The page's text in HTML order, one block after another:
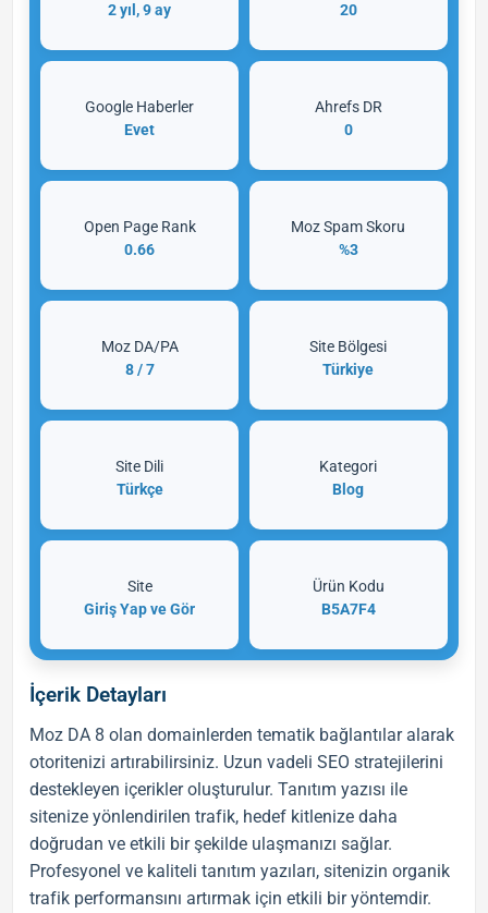
2 yıl, 9 ay
20
Google Haberler
Evet
Ahrefs DR
0
Open Page Rank
0.66
Moz Spam Skoru
%3
Moz DA/PA
8 / 7
Site Bölgesi
Türkiye
Site Dili
Türkçe
Kategori
Blog
Site
Giriş Yap ve Gör
Ürün Kodu
B5A7F4
İçerik Detayları
Moz DA 8 olan domainlerden tematik bağlantılar alarak
otoritenizi artırabilirsiniz. Uzun vadeliSEO stratejilerini
destekleyen içerikler oluşturulur.Tanıtım yazısı ile
sitenize yönlendirilen trafik, hedef kitlenize daha
doğrudan ve etkili bir şekilde ulaşmanızı sağlar.
Profesyonel ve kalitelitanıtım yazıları, sitenizin organik
trafik performansını artırmak için etkili bir yöntemdir.